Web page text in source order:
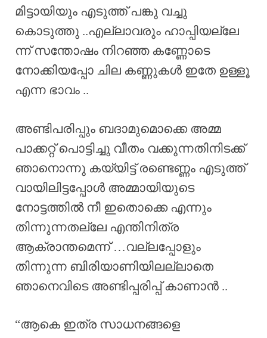
മിട്ടായിയും എടുത്ത് പങ്കു വച്ചു
കൊടുത്തു ..എല്ലാവരും ഹാപ്പിയല്ലേ
ന്ന് സന്തോഷം നിറഞ്ഞ കണ്ണോടെ
നോക്കിയപ്പോ ചില കണ്ണുകൾ ഇതേ ഉള്ളൂ
എന്ന ഭാവം ..
അണ്ടിപരിപ്പും ബദാമുമൊക്കെ അമ്മ
പാക്കറ്റ് പൊട്ടിച്ചു വീതം വക്കുന്നതിനിടക്ക്
ഞാനൊന്നു കയ്യിട്ട് രണ്ടെണ്ണം എടുത്ത്
വായിലിട്ടപ്പോൾ അമ്മായിയുടെ
നോട്ടത്തിൽ നീ ഇതൊക്കെ എന്നും
തിന്നുന്നതല്ലേ എന്തിനിത്ര
ആക്രാന്തമെന്ന് …വല്ലപ്പോളും
തിന്നുന്ന ബിരിയാണിയിലല്ലാതെ
ഞാനെവിടെ അണ്ടിപ്പരിപ്പ് കാണാൻ ..
“ആകെ ഇത്ര സാധനങ്ങളെ